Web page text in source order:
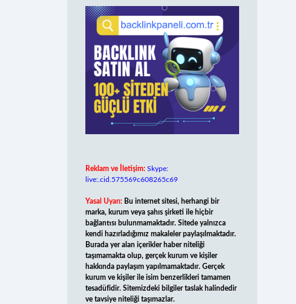
Reklam ve İletişim: Skype:
live:.cid.575569c608265c69
Yasal Uyarı: Bu internet sitesi, herhangi bir
marka, kurum veya şahıs şirketi ile hiçbir
bağlantısı bulunmamaktadır. Sitede yalnızca
kendi hazırladığımız makaleler paylaşılmaktadır.
Burada yer alan içerikler haber niteliği
taşımamakta olup, gerçek kurum ve kişiler
hakkında paylaşım yapılmamaktadır. Gerçek
kurum ve kişiler ile isim benzerlikleri tamamen
tesadüfidir. Sitemizdeki bilgiler taslak halindedir
ve tavsiye niteliği taşımazlar.